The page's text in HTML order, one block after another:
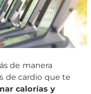
de manera
de cardio que te
calorías y